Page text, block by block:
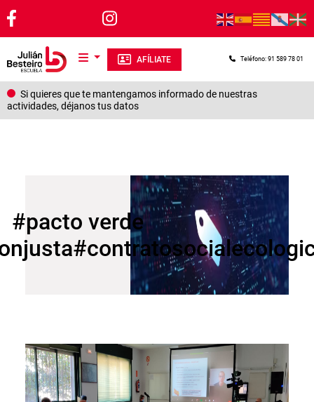
Pasar al contenido principal
AFÍLIATE Teléfono: 91 589 78 01
Si quieres que te mantengamos informado de nuestras
actividades, déjanos tus datos
#pacto verde